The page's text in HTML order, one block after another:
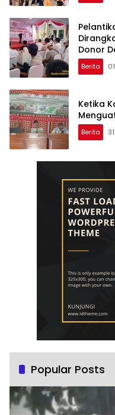
Donor
Berita
Ketika
Berita
Popular Posts